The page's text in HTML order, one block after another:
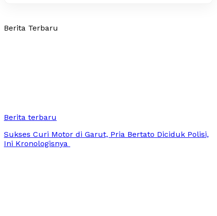
Berita Terbaru
Berita terbaru
Sukses Curi Motor di Garut, Pria Bertato Diciduk Polisi,
Ini Kronologisnya